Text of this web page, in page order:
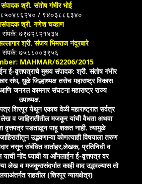
श्री. संतोष गंभीर भोई
/ ९४०३८८६३४०
श्री. गणेश चव्हाण
संपर्क: ७९७२८२१४३४
श्री. संजय भिमराज नंदूरबारे
संपर्क: ७५८८००३९५६
MAHMAR/62206/2015
ई-वृत्तपत्राचे मुख्य संपादक: श्री. संतोष गंभीर
संघ, धुळे जिल्हाध्यक्ष तसेच महाराष्ट्र विकास
आणि जनरल कामगार संघटना महाराष्ट्र राज्य
उपाध्यक्ष.
शिरपूर येथून एकाच वेळी महाराष्ट्रात सर्वत्र
व जाहिरातीतील मजकूर यांची वैधता अथवा
वृत्तपत्र पडताळून पाहू शकत नाही. त्यामुळे
उद्भवणाऱ्या कोणत्याही विषयाला तरुण
नसून संबंधित वार्ताहर,लेखक, प्रतिनिधी व
याची नोंद घ्यावी या आँनलाईन ई-वृत्तपत्र वर
लेख व मजकुरासंदर्भात काही वाद उद्भवल्यास तो
राहतील (शिरपूर न्यायक्षेत्र)